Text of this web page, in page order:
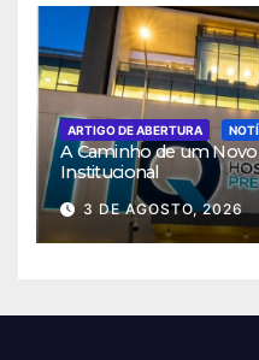
ARTIGO DE ABERTURA
A Caminho de um
Institucional
3 DE AGOSTO, 2026